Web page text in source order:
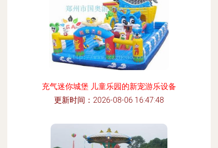
充气迷你城堡 儿童乐园的新宠游乐设备
更新时间：2026-08-06 16:47:48